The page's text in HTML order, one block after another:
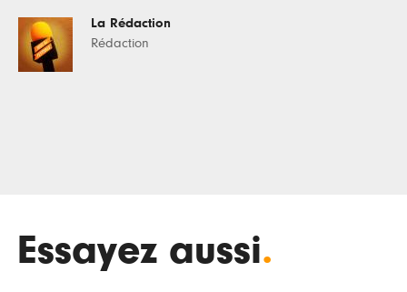
La Rédaction
Rédaction
Essayez aussi.